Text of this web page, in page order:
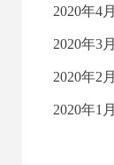
2020年4月
2020年3月
2020年2月
2020年1月